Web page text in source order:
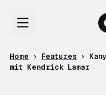
Home › Features ›
mit Kendrick Lamar